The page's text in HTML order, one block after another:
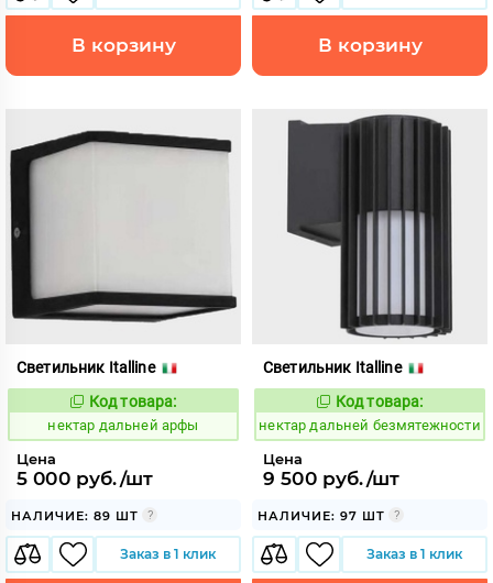
В корзину В корзину
Светильник Italline
Код:
1128001
Код товара:
нектар дальней арфы
Цена
5 000 руб./шт
НАЛИЧИЕ: 89 ШТ
Заказ в 1 клик
Светильник Italline
Код:
1128004
Код товара:
нектар дальней безмятежности
Цена
9 500 руб./шт
НАЛИЧИЕ: 97 ШТ
Заказ в 1 клик